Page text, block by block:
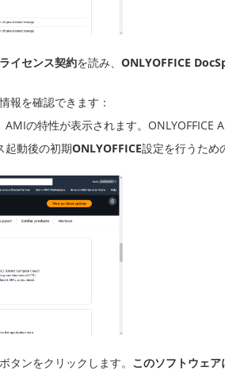
イセンス契約を読み、 ONLYOFFICE
報を確認できます：
AMIの特性が表示されます。ONLYOFFICE
起動後の初期ONLYOFFICE設定を行うため
ボタンをクリックします。 このソフトウェ